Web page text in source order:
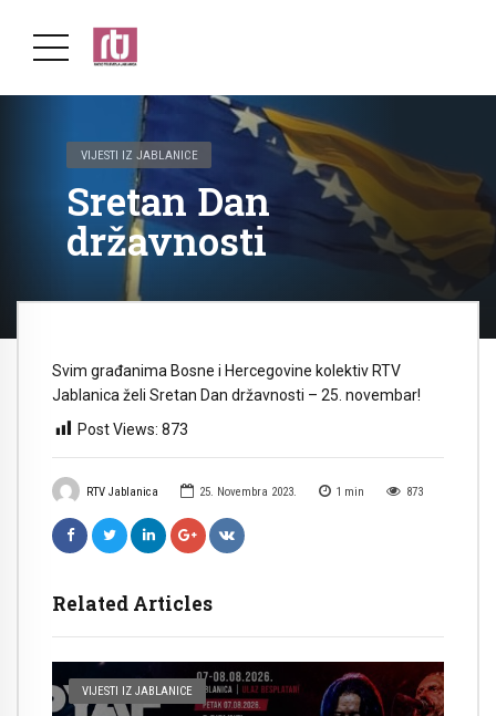
VIJESTI IZ JABLANICE
Sretan Dan
državnosti
RTV Jablanica 25. Novembra 2023. 1 min 873
Related Articles
VIJESTI IZ JABLANICE
Svim građanima Bosne i Hercegovine kolektiv RTV
Jablanica želi Sretan Dan državnosti – 25. novembar!
Post Views: 873